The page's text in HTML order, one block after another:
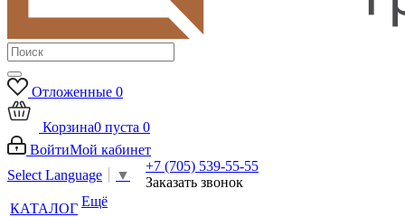
Отложенные 0
Корзина0 пуста 0
ВойтиМой кабинет
Select Language
▼
+7 (705) 539-55-55
Заказать звонок
КАТАЛОГ Ещё